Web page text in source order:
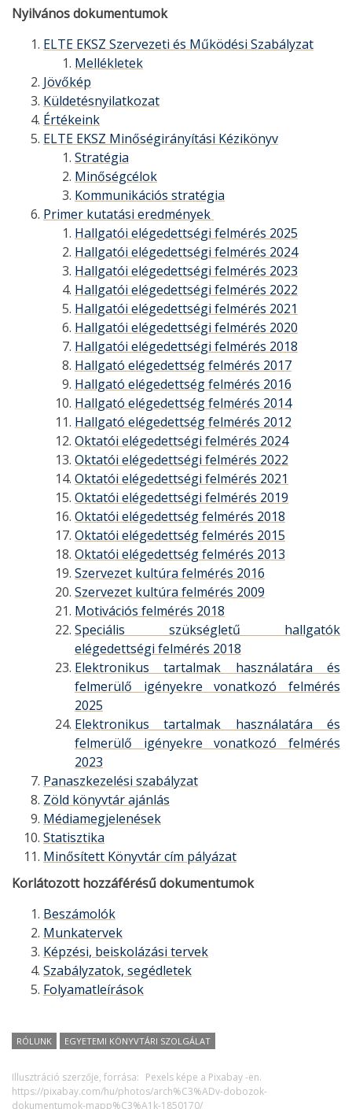
Nyilvános dokumentumok
ELTE EKSZ Szervezeti és Működési Szabályzat
Mellékletek
Jövőkép
Küldetésnyilatkozat
Értékeink
ELTE EKSZ Minőségirányítási Kézikönyv
Stratégia
Minőségcélok
Kommunikációs stratégia
Primer kutatási eredmények
Hallgatói elégedettségi felmérés 2025
Hallgatói elégedettségi felmérés 2024
Hallgatói elégedettségi felmérés 2023
Hallgatói elégedettségi felmérés 2022
Hallgatói elégedettségi felmérés 2021
Hallgatói elégedettségi felmérés 2020
Hallgatói elégedettségi felmérés 2018
Hallgató elégedettség felmérés 2017
Hallgató elégedettség felmérés 2016
Hallgató elégedettség felmérés 2014
Hallgató elégedettség felmérés 2012
Oktatói elégedettségi felmérés 2024
Oktatói elégedettségi felmérés 2022
Oktatói elégedettségi felmérés 2021
Oktatói elégedettségi felmérés 2019
Oktatói elégedettség felmérés 2018
Oktatói elégedettség felmérés 2015
Oktatói elégedettség felmérés 2013
Szervezet kultúra felmérés 2016
Szervezet kultúra felmérés 2009
Motivációs felmérés 2018
Speciális szükségletű hallgatók
elégedettségi felmérés 2018
Elektronikus tartalmak használatára és
felmerülő igényekre vonatkozó felmérés
2025
Elektronikus tartalmak használatára és
felmerülő igényekre vonatkozó felmérés
2023
Panaszkezelési szabályzat
Zöld könyvtár ajánlás
Médiamegjelenések
Statisztika
Minősített Könyvtár cím pályázat
Korlátozott hozzáférésű dokumentumok
Beszámolók
Munkatervek
Képzési, beiskolázási tervek
Szabályzatok, segédletek
Folyamatleírások
RÓLUNK EGYETEMI KÖNYVTÁRI SZOLGÁLAT
Illusztráció szerzője, forrása: Pexels képe a Pixabay -en.
https://pixabay.com/hu/photos/arch%C3%ADv-dobozok-
dokumentumok-mapp%C3%A1k-1850170/